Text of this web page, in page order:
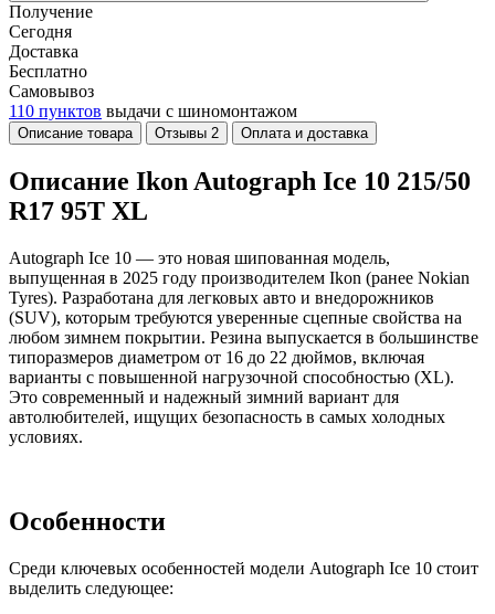
Получение
Сегодня
Доставка
Бесплатно
Самовывоз
110 пунктов выдачи с шиномонтажом
Описание товара Отзывы 2 Оплата и доставка
Описание Ikon Autograph Ice 10 215/50
R17 95T XL
Autograph Ice 10 — это новая шипованная модель,
выпущенная в 2025 году производителем Ikon (ранее Nokian
Tyres). Разработана для легковых авто и внедорожников
(SUV), которым требуются уверенные сцепные свойства на
любом зимнем покрытии. Резина выпускается в большинстве
типоразмеров диаметром от 16 до 22 дюймов, включая
варианты с повышенной нагрузочной способностью (XL).
Это современный и надежный зимний вариант для
автолюбителей, ищущих безопасность в самых холодных
условиях.
Особенности
Среди ключевых особенностей модели Autograph Ice 10 стоит
выделить следующее: